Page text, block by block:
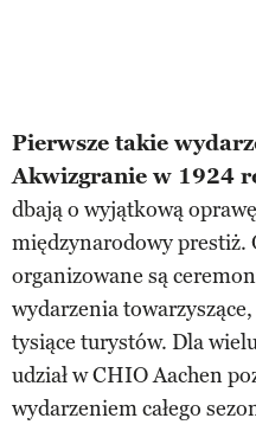
Pierwsze takie
Akwizgranie w 1924
dbają o wyjątkową
międzynarodowy prestiż.
organizowane są
wydarzenia
tysiące turystów. Dla
udział w CHIO Aachen
wydarzeniem całego